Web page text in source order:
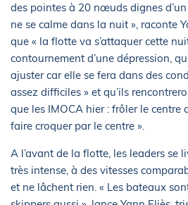
des pointes à 20 nœuds dignes
ne se calme dans la nuit », raconte
que « la flotte va s’attaquer cette
contournement d’une dépression,
ajuster car elle se fera dans des
assez difficiles » et qu’ils
que les IMOCA hier : frôler le centre
faire croquer par le centre ».
A l’avant de la flotte, les leaders se
très intense, à des vitesses
et ne lâchent rien. « Les bateaux